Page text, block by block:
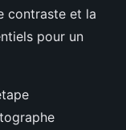
contraste et la
pour un